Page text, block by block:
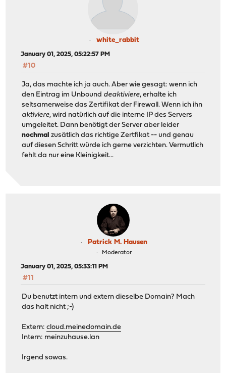
white_rabbit
January 01, 2025, 05:22:57 PM
#10
Ja, das machte ich ja auch. Aber wie gesagt: wenn ich
den Eintrag im Unbound deaktiviere, erhalte ich
seltsamerweise das Zertifikat der Firewall. Wenn ich ihn
aktiviere, wird natürlich auf die interne IP des Servers
umgeleitet. Dann benötigt der Server aber leider
nochmal zusätlich das richtige Zertfikat -- und genau
auf diesen Schritt würde ich gerne verzichten. Vermutlich
fehlt da nur eine Kleinigkeit...
Patrick M. Hausen
Moderator
January 01, 2025, 05:33:11 PM
#11
Du benutzt intern und extern dieselbe Domain? Mach
das halt nicht ;-)
Extern:cloud.meinedomain.de
Intern: meinzuhause.lan
Irgend sowas.